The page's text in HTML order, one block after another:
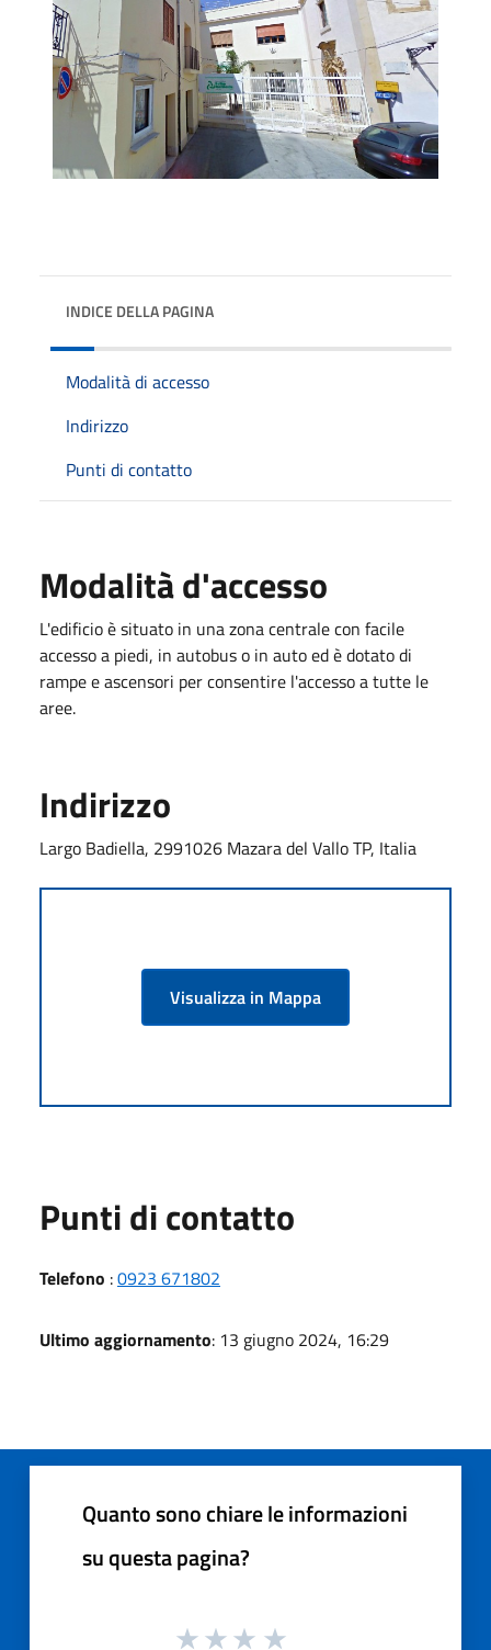
INDICE DELLA PAGINA
Modalità di accesso
Indirizzo
Punti di contatto
Modalità d'accesso
L'edificio è situato in una zona centrale con facile
accesso a piedi, in autobus o in auto ed è dotato di
rampe e ascensori per consentire l'accesso a tutte le
aree.
Indirizzo
Largo Badiella, 2991026 Mazara del Vallo TP, Italia
Visualizza in Mappa
Punti di contatto
Telefono :0923 671802
Ultimo aggiornamento: 13 giugno 2024, 16:29
Quanto sono chiare le informazioni
su questa pagina?